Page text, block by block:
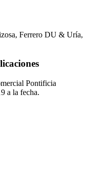
Ferrero DU & Uría,
Pontificia
a la fecha.